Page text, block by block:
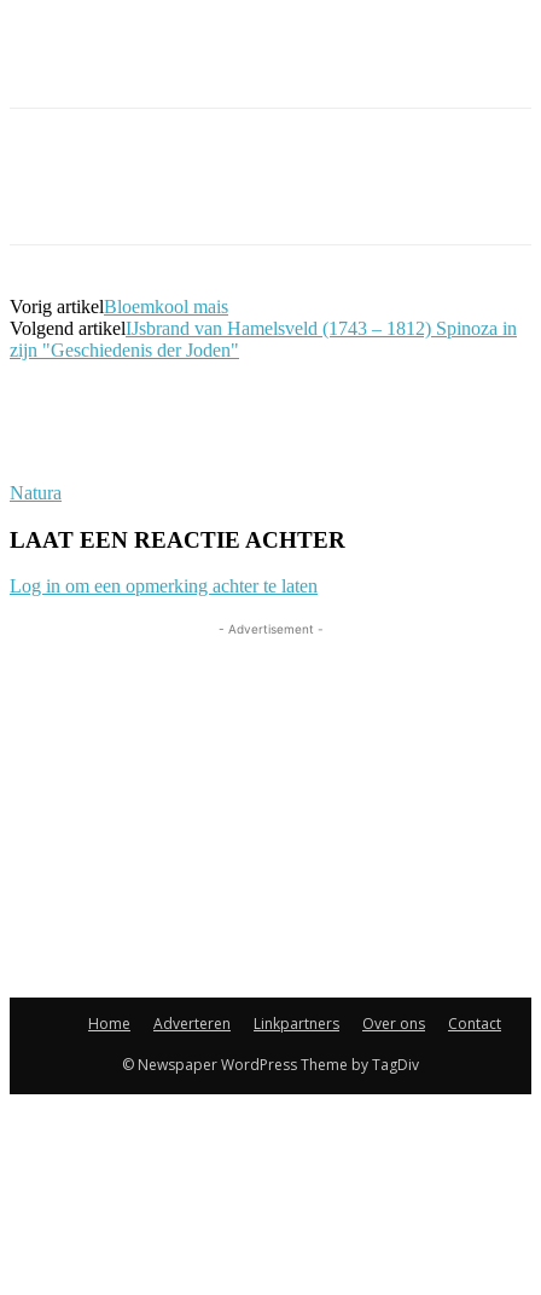
Vorig artikelBloemkool mais
Volgend artikelIJsbrand van Hamelsveld (1743 – 1812) Spinoza in
zijn "Geschiedenis der Joden"
Natura
LAAT EEN REACTIE ACHTER
Log in om een opmerking achter te laten
- Advertisement -
Home Adverteren Linkpartners Over ons
Contact
© Newspaper WordPress Theme by TagDiv